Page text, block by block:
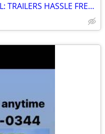
RVS: TOYHAULER: FIFTHWHEEL: TRAILERS HASSLE FREE TOP PAID